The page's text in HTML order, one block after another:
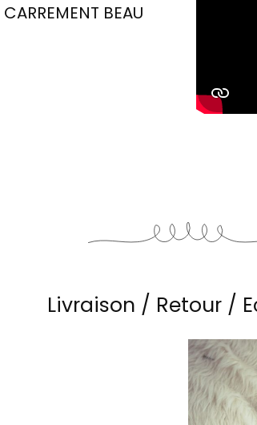
CARREMENT BEAU
Livraison / Retour /